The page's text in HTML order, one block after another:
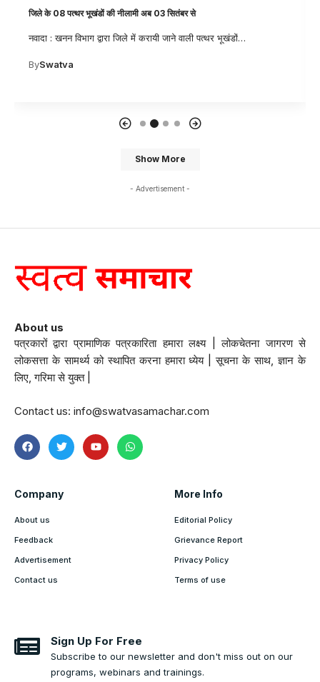
जिले के 08 पत्थर भूखंडों की नीलामी अब 03 सितंबर से
नवादा : खनन विभाग द्वारा जिले में करायी जाने वाली पत्थर भूखंडों…
BySwatva
Show More
- Advertisement -
About us
पत्रकारों द्वारा प्रामाणिक पत्रकारिता हमारा लक्ष्य | लोकचेतना जागरण से
लोकसत्ता के सामर्थ्य को स्थापित करना हमारा ध्येय | सूचना के साथ, ज्ञान के
लिए, गरिमा से युक्त |
Contact us: info@swatvasamachar.com
Company
About us
Feedback
Advertisement
Contact us
More Info
Editorial Policy
Grievance Report
Privacy Policy
Terms of use
Sign Up For Free
Subscribe to our newsletter and don't miss out on our
programs, webinars and trainings.